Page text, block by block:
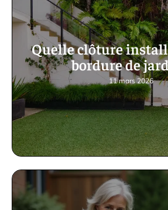
Quelle clôture
bordure de
11 mars 2026